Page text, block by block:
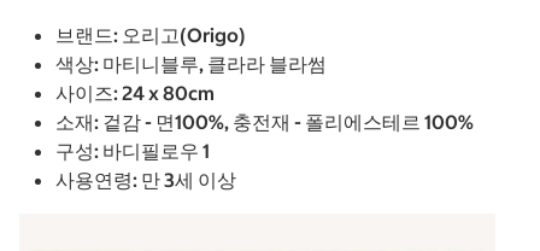
브랜드: 오리고(Origo)
색상: 마티니블루, 클라라 블라썸
사이즈: 24 x 80cm
소재: 겉감 - 면100%, 충전재 - 폴리에스테르 100%
구성: 바디필로우 1
사용연령: 만 3세 이상